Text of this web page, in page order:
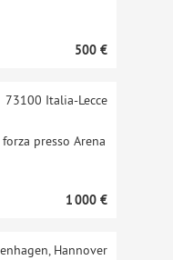
500 €
presso Arena
73100 Italia-Lecce
1 000 €
Hannover